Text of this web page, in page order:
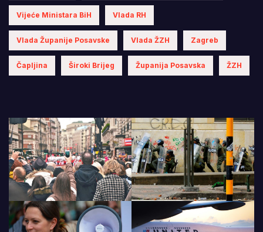
Vijeće Ministara BiH Vlada RH
Vlada Županije Posavske Vlada ŽZH Zagreb
Čapljina Široki Brijeg Županija Posavska ŽZH